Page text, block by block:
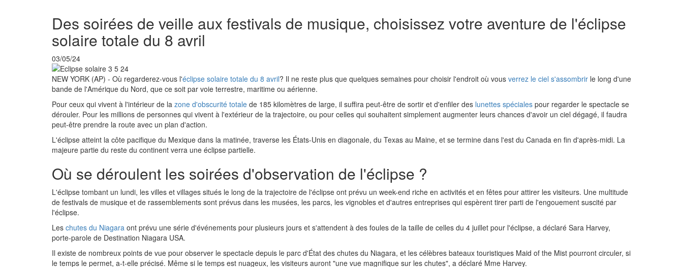
Des soirées de veille aux festivals de musique, choisissez votre aventure de l'éclipse
solaire totale du 8 avril
03/05/24
NEW YORK (AP) - Où regarderez-vous l'éclipse solaire totale du 8 avril? Il ne reste plus que quelques semaines pour choisir l'endroit où vous verrez le ciel s'assombrir le long d'une
bande de l'Amérique du Nord, que ce soit par voie terrestre, maritime ou aérienne.
Pour ceux qui vivent à l'intérieur de la zone d'obscurité totale de 185 kilomètres de large, il suffira peut-être de sortir et d'enfiler des lunettes spéciales pour regarder le spectacle se
dérouler. Pour les millions de personnes qui vivent à l'extérieur de la trajectoire, ou pour celles qui souhaitent simplement augmenter leurs chances d'avoir un ciel dégagé, il faudra
peut-être prendre la route avec un plan d'action.
L'éclipse atteint la côte pacifique du Mexique dans la matinée, traverse les États-Unis en diagonale, du Texas au Maine, et se termine dans l'est du Canada en fin d'après-midi. La
majeure partie du reste du continent verra une éclipse partielle.
Où se déroulent les soirées d'observation de l'éclipse ?
L'éclipse tombant un lundi, les villes et villages situés le long de la trajectoire de l'éclipse ont prévu un week-end riche en activités et en fêtes pour attirer les visiteurs. Une multitude
de festivals de musique et de rassemblements sont prévus dans les musées, les parcs, les vignobles et d'autres entreprises qui espèrent tirer parti de l'engouement suscité par
l'éclipse.
Les chutes du Niagara ont prévu une série d'événements pour plusieurs jours et s'attendent à des foules de la taille de celles du 4 juillet pour l'éclipse, a déclaré Sara Harvey,
porte-parole de Destination Niagara USA.
Il existe de nombreux points de vue pour observer le spectacle depuis le parc d'État des chutes du Niagara, et les célèbres bateaux touristiques Maid of the Mist pourront circuler, si
le temps le permet, a-t-elle précisé. Même si le temps est nuageux, les visiteurs auront "une vue magnifique sur les chutes", a déclaré Mme Harvey.